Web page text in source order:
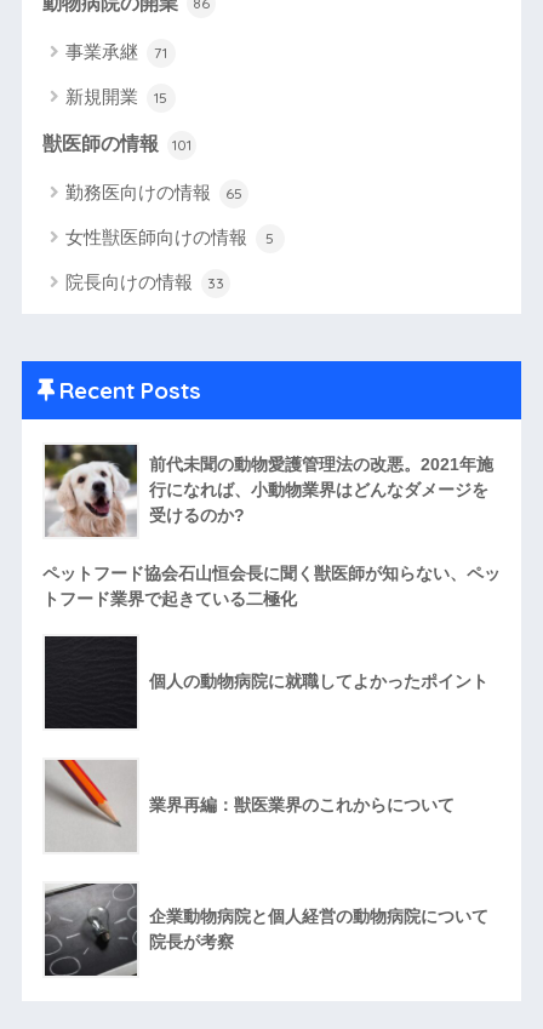
事業承継 71
新規開業 15
獣医師の情報 101
勤務医向けの情報 65
女性獣医師向けの情報 5
院長向けの情報 33
Recent Posts
前代未聞の動物愛護管理法の改悪。2021年施
行になれば、小動物業界はどんなダメージを
受けるのか?
ペットフード協会石山恒会長に聞く獣医師が知らない、ペッ
トフード業界で起きている二極化
個人の動物病院に就職してよかったポイント
業界再編：獣医業界のこれからについて
企業動物病院と個人経営の動物病院について
院長が考察